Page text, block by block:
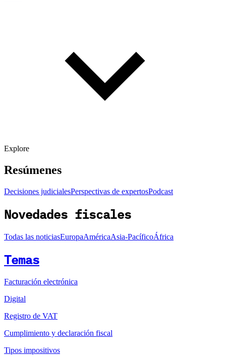
Explore
Resúmenes
Decisiones judicialesPerspectivas de expertosPodcast
Novedades fiscales
Todas las noticiasEuropaAméricaAsia-PacíficoÁfrica
Temas
Facturación electrónica
Digital
Registro de VAT
Cumplimiento y declaración fiscal
Tipos impositivos